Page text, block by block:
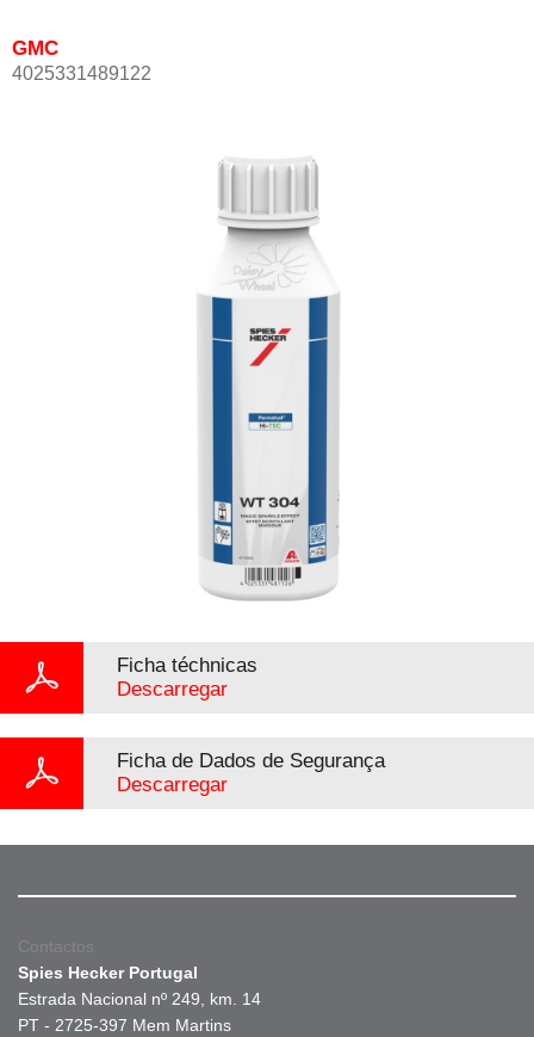
GMC
4025331489122
Ficha téchnicas
Descarregar
Ficha de Dados de Segurança
Descarregar
Contactos
Spies Hecker Portugal
Estrada Nacional nº 249, km. 14
PT - 2725-397 Mem Martins